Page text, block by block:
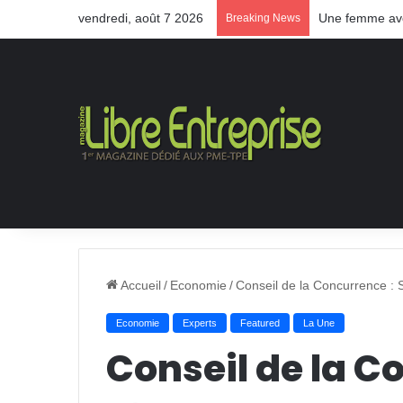
vendredi, août 7 2026 Breaking News Une femme
Accueil/ Economie /Conseil de la Concurrence :
Economie Experts Featured La Une
Conseil de la